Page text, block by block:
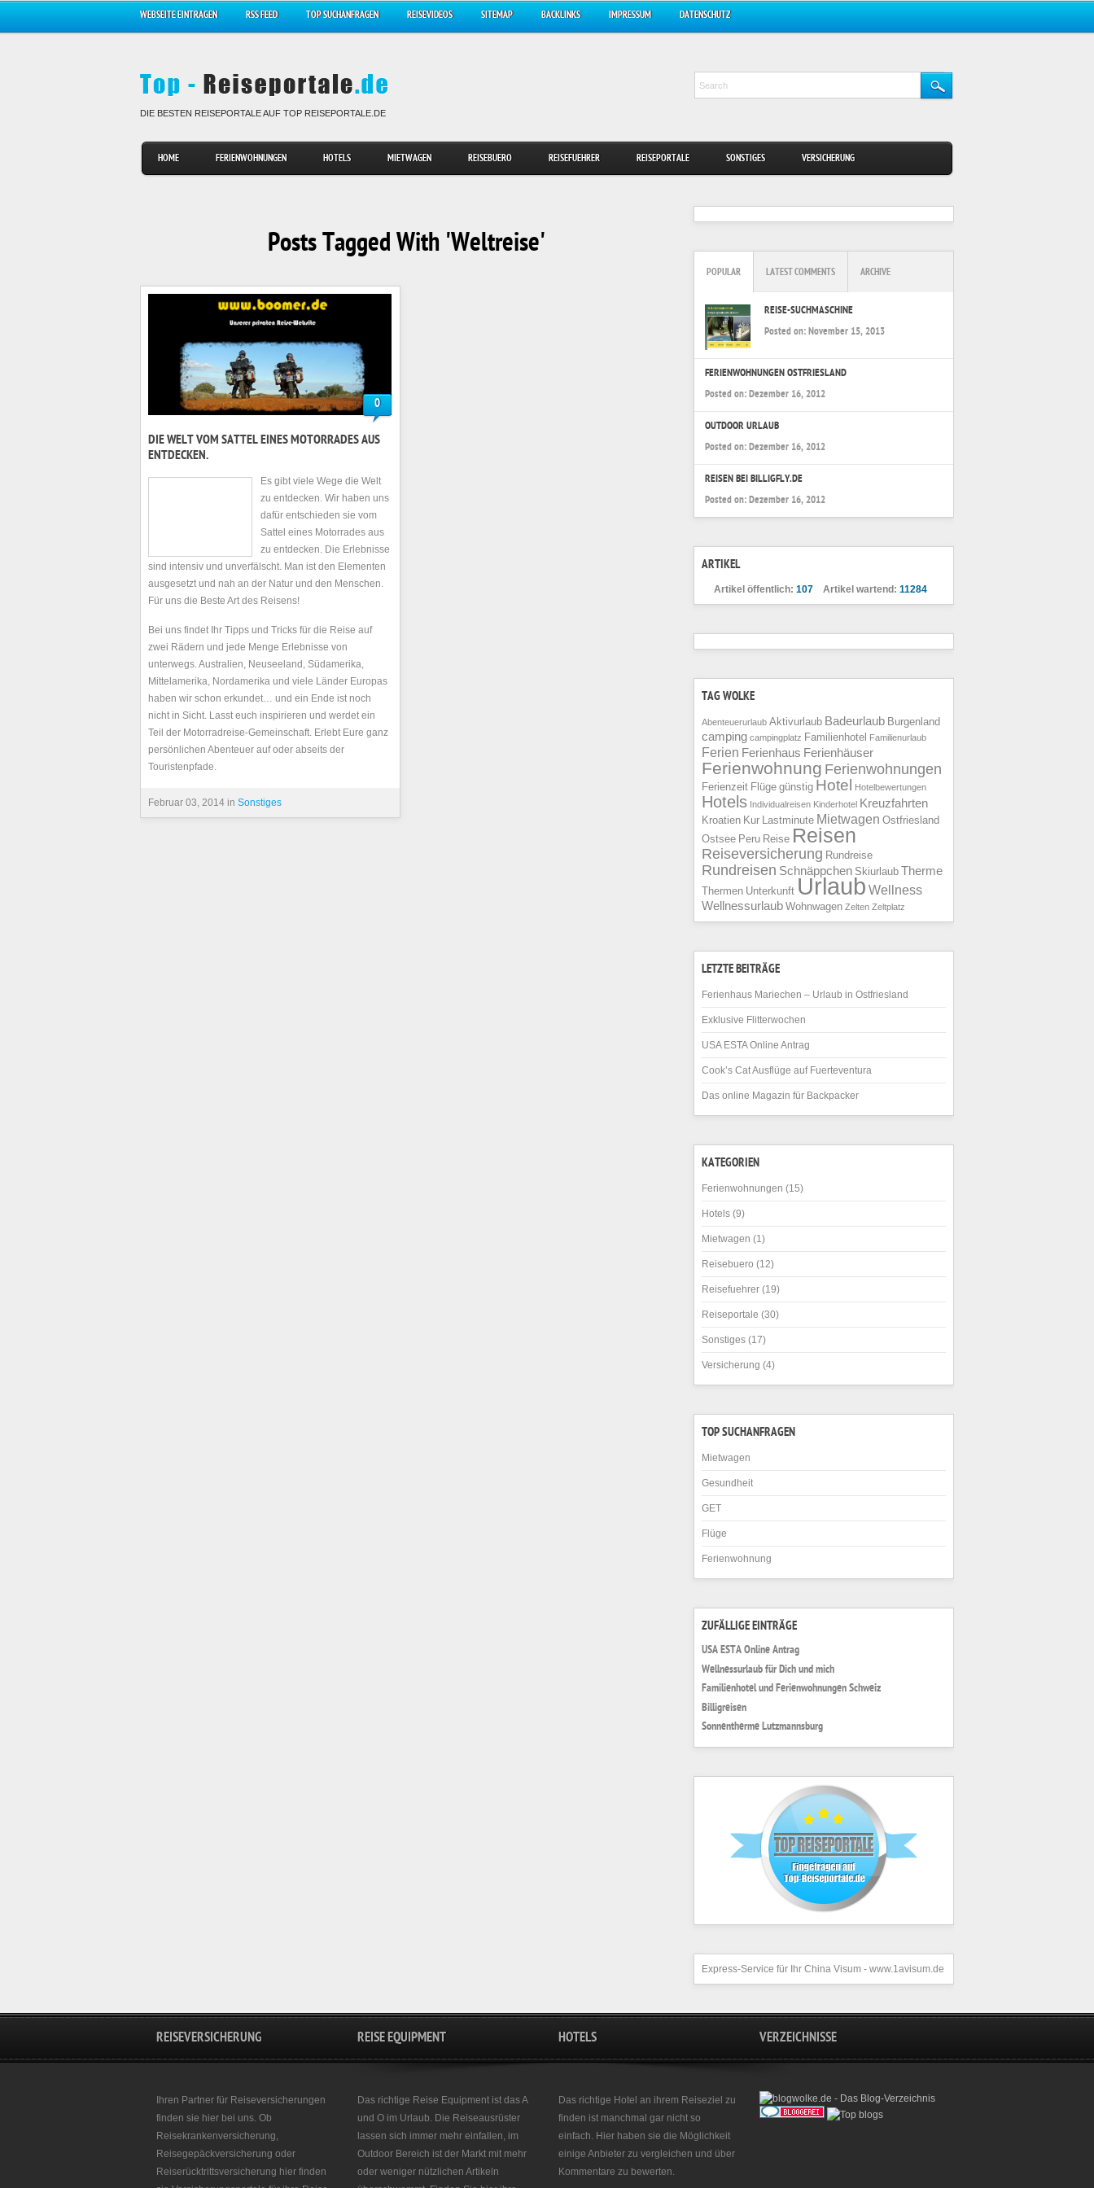
WEBSEITE EINTRAGEN RSS FEED TOP SUCHANFRAGEN REISEVIDEOS SITEMAP BACKLINKS IMPRESSUM DATENSCHUTZ
DIE BESTEN REISEPORTALE AUF TOP REISEPORTALE.DE
HOME FERIENWOHNUNGEN HOTELS MIETWAGEN REISEBUERO REISEFUEHRER REISEPORTALE SONSTIGES VERSICHERUNG
Posts Tagged With 'Weltreise'
0
DIE WELT VOM SATTEL EINES MOTORRADES AUS
ENTDECKEN.
Es gibt viele Wege die Welt
zu entdecken. Wir haben uns
dafür entschieden sie vom
Sattel eines Motorrades aus
zu entdecken. Die Erlebnisse
sind intensiv und unverfälscht. Man ist den Elementen
ausgesetzt und nah an der Natur und den Menschen.
Für uns die Beste Art des Reisens!
Bei uns findet Ihr Tipps und Tricks für die Reise auf
zwei Rädern und jede Menge Erlebnisse von
unterwegs. Australien, Neuseeland, Südamerika,
Mittelamerika, Nordamerika und viele Länder Europas
haben wir schon erkundet… und ein Ende ist noch
nicht in Sicht. Lasst euch inspirieren und werdet ein
Teil der Motorradreise-Gemeinschaft. Erlebt Eure ganz
persönlichen Abenteuer auf oder abseits der
Touristenpfade.
Februar 03, 2014 in Sonstiges
POPULAR LATEST COMMENTS ARCHIVE
REISE-SUCHMASCHINE
Posted on: November 15, 2013
FERIENWOHNUNGEN OSTFRIESLAND
Posted on: Dezember 16, 2012
OUTDOOR URLAUB
Posted on: Dezember 16, 2012
REISEN BEI BILLIGFLY.DE
Posted on: Dezember 16, 2012
ARTIKEL
Artikel öffentlich: 107Artikel wartend: 11284
TAG WOLKE
Abenteuerurlaub Aktivurlaub Badeurlaub Burgenland
camping campingplatz Familienhotel Familienurlaub
Ferien Ferienhaus Ferienhäuser
Ferienwohnung Ferienwohnungen
Ferienzeit Flüge günstig Hotel Hotelbewertungen
Hotels Individualreisen Kinderhotel Kreuzfahrten
Kroatien Kur Lastminute Mietwagen Ostfriesland
Ostsee Peru Reise Reisen
Reiseversicherung Rundreise
Rundreisen Schnäppchen Skiurlaub Therme
Thermen Unterkunft Urlaub Wellness
Wellnessurlaub Wohnwagen Zelten Zeltplatz
LETZTE BEITRÄGE
Ferienhaus Mariechen – Urlaub in Ostfriesland
Exklusive Flitterwochen
USA ESTA Online Antrag
Cook’s Cat Ausflüge auf Fuerteventura
Das online Magazin für Backpacker
KATEGORIEN
Ferienwohnungen (15)
Hotels (9)
Mietwagen (1)
Reisebuero (12)
Reisefuehrer (19)
Reiseportale (30)
Sonstiges (17)
Versicherung (4)
TOP SUCHANFRAGEN
Mietwagen
Gesundheit
GET
Flüge
Ferienwohnung
ZUFÄLLIGE EINTRÄGE
USA ESTA Online Antrag
Wellnessurlaub für Dich und mich
Familienhotel und Ferienwohnungen Schweiz
Billigreisen
Sonnentherme Lutzmannsburg
Express-Service für Ihr China Visum - www.1avisum.de
REISEVERSICHERUNG
Ihren Partner für Reiseversicherungen
finden sie hier bei uns. Ob
Reisekrankenversicherung,
Reisegepäckversicherung oder
Reiserücktrittsversicherung hier finden
REISE EQUIPMENT
Das richtige Reise Equipment ist das A
und O im Urlaub. Die Reiseausrüster
lassen sich immer mehr einfallen, im
Outdoor Bereich ist der Markt mit mehr
oder weniger nützlichen Artikeln
HOTELS
Das richtige Hotel an ihrem Reiseziel zu
finden ist manchmal gar nicht so
einfach. Hier haben sie die Möglichkeit
einige Anbieter zu vergleichen und über
Kommentare zu bewerten.
VERZEICHNISSE